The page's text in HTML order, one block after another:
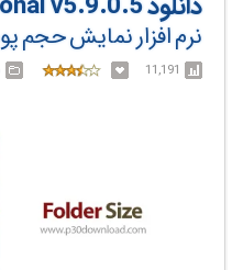
نرم افزار نمایش حجم
11,191